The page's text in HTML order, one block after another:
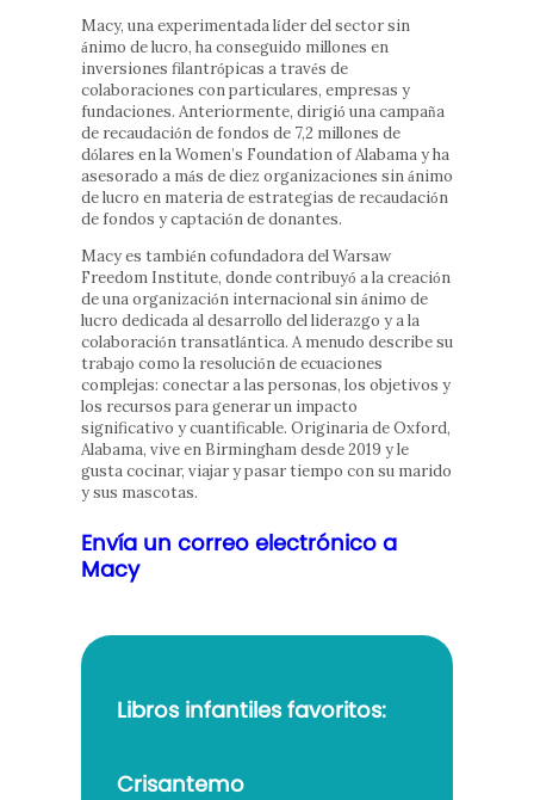
Macy, una experimentada líder del sector sin
ánimo de lucro, ha conseguido millones en
inversiones filantrópicas a través de
colaboraciones con particulares, empresas y
fundaciones. Anteriormente, dirigió una campaña
de recaudación de fondos de 7,2 millones de
dólares en la Women’s Foundation of Alabama y ha
asesorado a más de diez organizaciones sin ánimo
de lucro en materia de estrategias de recaudación
de fondos y captación de donantes.
Macy es también cofundadora del Warsaw
Freedom Institute, donde contribuyó a la creación
de una organización internacional sin ánimo de
lucro dedicada al desarrollo del liderazgo y a la
colaboración transatlántica. A menudo describe su
trabajo como la resolución de ecuaciones
complejas: conectar a las personas, los objetivos y
los recursos para generar un impacto
significativo y cuantificable. Originaria de Oxford,
Alabama, vive en Birmingham desde 2019 y le
gusta cocinar, viajar y pasar tiempo con su marido
y sus mascotas.
Envía un correo electrónico a
Macy
Libros infantiles favoritos:
Crisantemo